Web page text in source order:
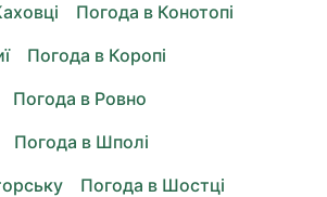
Погода в Конотопі
Погода в Коропі
Погода в Ровно
Погода в Шполі
Погода в Шостці